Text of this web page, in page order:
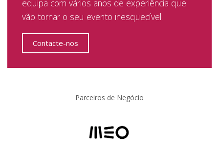
equipa com vários anos de experiência que
vão tornar o seu evento inesquecível.
Contacte-nos
Parceiros de Negócio